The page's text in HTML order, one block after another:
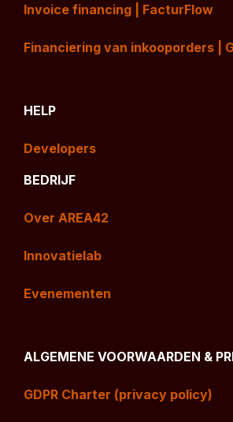
Invoice financing | FacturFlow
Financiering van inkooporders |
HELP
Developers
BEDRIJF
Over AREA42
Innovatielab
Evenementen
ALGEMENE VOORWAARDEN &
GDPR Charter (privacy policy)